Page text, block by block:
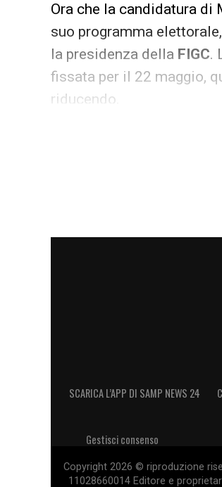
Ora che la candidatura di
suo programma
la presidenza della FIGC.
fissata per il 22 maggio,
riducendo.
La candidatura di
SCARICA L’APP DI SAMP NEWS 24
Gestisci consenso
Copyright 2026 © riproduzione
11028660014 Editore e